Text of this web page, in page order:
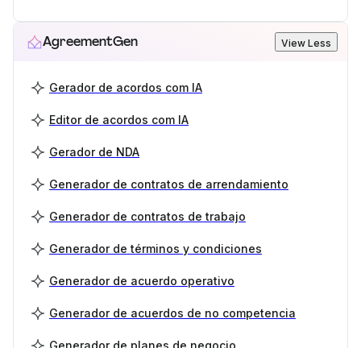
AgreementGen View Less
Gerador de acordos com IA
Editor de acordos com IA
Gerador de NDA
Generador de contratos de arrendamiento
Generador de contratos de trabajo
Generador de términos y condiciones
Generador de acuerdo operativo
Generador de acuerdos de no competencia
Generador de planes de negocio